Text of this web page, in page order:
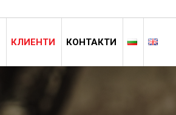
КЛИЕНТИ КОНТАКТИ